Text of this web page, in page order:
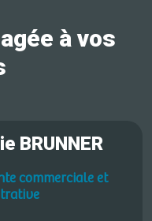
à vos
BRUNNER
commerciale et